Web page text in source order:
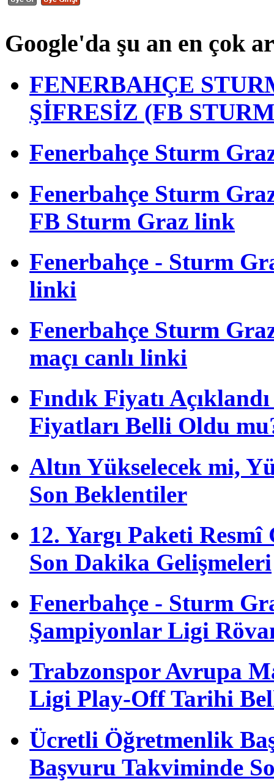
Google'da şu an en çok
FENERBAHÇE
ŞİFRESİZ (FB
Fenerbahçe Sturm
Fenerbahçe Sturm
FB Sturm Graz link
Fenerbahçe - Sturm
linki
Fenerbahçe Sturm
maçı canlı linki
Fındık Fiyatı
Fiyatları Belli Oldu
Altın Yükselecek mi,
Son Beklentiler
12. Yargı Paketi Resmî
Son Dakika Gelişmeleri
Fenerbahçe - Sturm
Şampiyonlar Ligi
Trabzonspor Avrupa
Ligi Play-Off Tarihi
Ücretli Öğretmenlik
Başvuru Takviminde